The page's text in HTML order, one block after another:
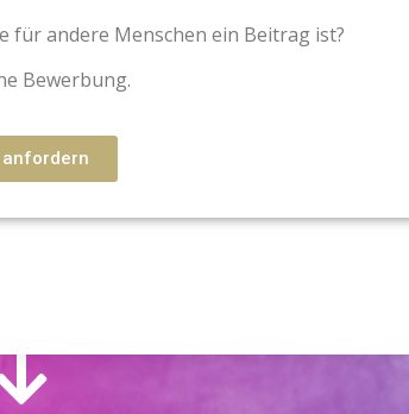
für andere Menschen ein Beitrag ist?
Bewerbung.
anfordern